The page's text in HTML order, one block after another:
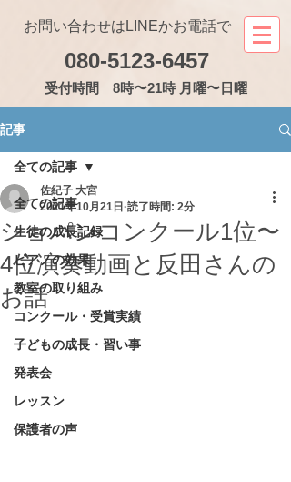
080-5123-6457
お問い合わせはLINEかお電話で
受付時間 8時〜21時 月曜〜日曜
記事
全ての記事
生徒の成長記録
ピアノの効果
教室の取り組み
コンクール・受賞実績
子どもの成長・習い事
発表会
レッスン
保護者の声
全ての記事
ショパンコンクール1位〜
4位演奏動画と反田さんの
お話
佐紀子 大宮
2021年10月21日 読了時間: 2分